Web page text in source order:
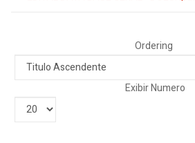
Ordering
Exibir Numero